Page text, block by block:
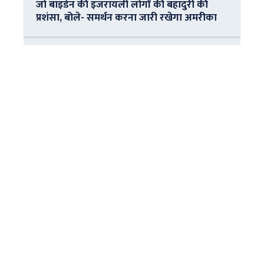
जो बाइडेन की इजरायली लोगों की बहादुरी की
प्रशंसा, बोले- समर्थन करना जारी रखेगा अमरीका